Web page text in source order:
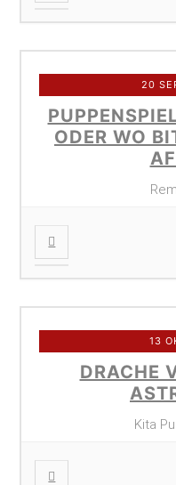
20
ODER WO
13
DRACHE
Kita